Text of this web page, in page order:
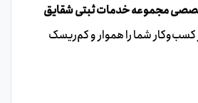
مجموعه خدمات ثبتی شقایق
کسب‌وکار شما را هموار و کم‌ریسک